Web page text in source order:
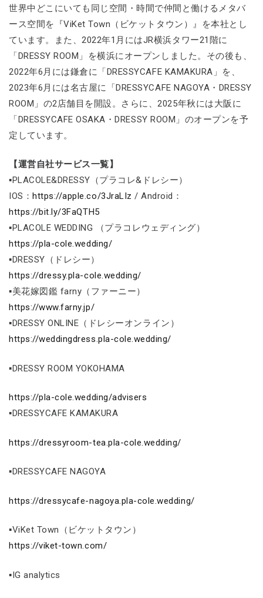
世界中どこにいても同じ空間・時間で仲間と働けるメタバ
ース空間を『ViKet Town（ビケットタウン）』を本社とし
ています。また、2022年1月にはJR横浜タワー21階に
「DRESSY ROOM」を横浜にオープンしました。その後も、
2022年6月には鎌倉に「DRESSYCAFE KAMAKURA」を、
2023年6月には名古屋に「DRESSYCAFE NAGOYA・DRESSY
ROOM」の2店舗目を開設。さらに、2025年秋には大阪に
「DRESSYCAFE OSAKA・DRESSY ROOM」のオープンを予
定しています。
【運営自社サービス一覧】
▪PLACOLE&DRESSY（プラコレ&ドレシー）
IOS：https://apple.co/3JraLIz / Android：
https://bit.ly/3FaQTH5
▪PLACOLE WEDDING （プラコレウェディング）
https://pla-cole.wedding/
▪DRESSY（ドレシー）
https://dressy.pla-cole.wedding/
▪美花嫁図鑑 farny（ファーニー）
https://www.farny.jp/
▪DRESSY ONLINE（ドレシーオンライン）
https://weddingdress.pla-cole.wedding/
▪DRESSY ROOM YOKOHAMA
https://pla-cole.wedding/advisers
▪DRESSYCAFE KAMAKURA
https://dressyroom-tea.pla-cole.wedding/
▪DRESSYCAFE NAGOYA
https://dressycafe-nagoya.pla-cole.wedding/
▪ViKet Town（ビケットタウン）
https://viket-town.com/
▪IG analytics